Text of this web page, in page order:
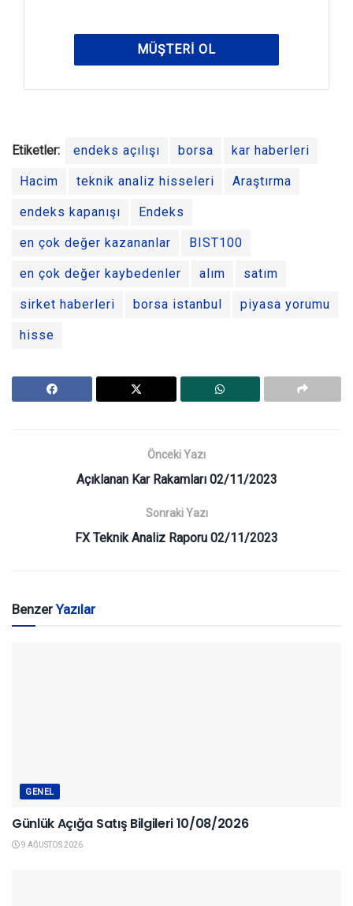
MÜŞTERI OL
Etiketler: endeks açılışı borsa kar haberleri
Hacim teknik analiz hisseleri Araştırma
endeks kapanışı Endeks
en çok değer kazananlar BIST100
en çok değer kaybedenler alım satım
sirket haberleri borsa istanbul piyasa yorumu
hisse
Önceki Yazı
Açıklanan Kar Rakamları 02/11/2023
Sonraki Yazı
FX Teknik Analiz Raporu 02/11/2023
BenzerYazılar
GENEL
Günlük Açığa Satış Bilgileri 10/08/2026
9 AĞUSTOS 2026